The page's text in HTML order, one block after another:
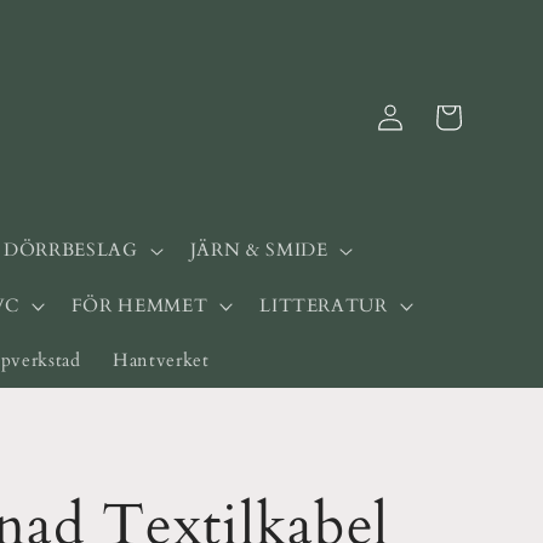
JÄRN & SMIDE
FÖR HEMMET LITTERATUR
Hantverket
Logga
in
Varukorg
Textilkabel